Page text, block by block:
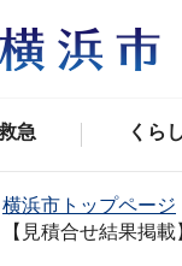
急 くら
横浜市トップページ
【見積合せ結果掲